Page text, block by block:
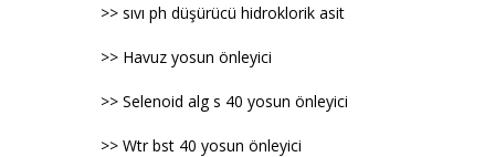
>> sıvı ph düşürücü hidroklorik asit
>> Havuz yosun önleyici
>> Selenoid alg s 40 yosun önleyici
>> Wtr bst 40 yosun önleyici